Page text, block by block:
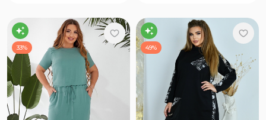
33% 49%